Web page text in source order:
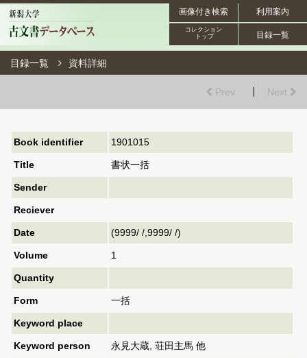
利用案内
画像付き検索
目録一覧
コレクション
トップ
目録一覧 資料詳細
Prev. Next
Book identifier 1901015
Title 書状一括
Sender
Reciever
Date (9999/ /,9999/ /)
Volume 1
Quantity
Form 一括
Keyword place
Keyword person 永見大蔵, 荘田主馬 他